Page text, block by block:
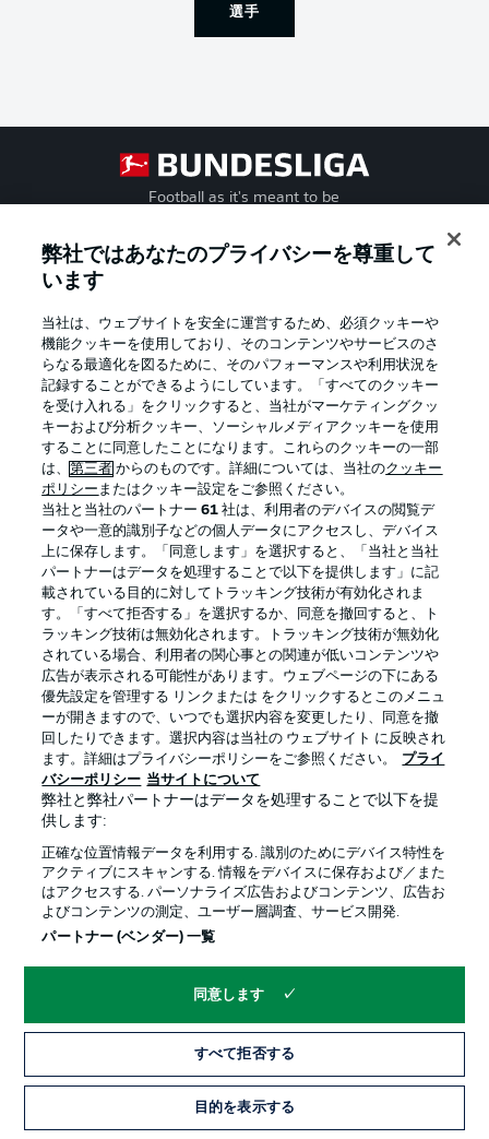
選手
Football as it's meant to be
Official Partners
プライバシー・ポリシー 優先設定を管理する
利用条件 放送局
求人 選手
当サイトについて
© 2026 Bundesliga-Gruppe GmbH
言語をお選びください
Display Mode
弊社ではあなたのプライバシーを尊重して
います
当社は、ウェブサイトを安全に運営するため、必須クッキーや
機能クッキーを使用しており、そのコンテンツやサービスのさ
らなる最適化を図るために、そのパフォーマンスや利用状況を
記録することができるようにしています。「すべてのクッキー
を受け入れる」をクリックすると、当社がマーケティングクッ
キーおよび分析クッキー、ソーシャルメディアクッキーを使用
することに同意したことになります。これらのクッキーの一部
は、第三者 からのものです。詳細については、当社のクッキー
ポリシー またはクッキー設定をご参照ください。
当社と当社のパートナー61 社は、利用者のデバイスの閲覧デ
ータや一意的識別子などの個人データにアクセスし、デバイス
上に保存します。「同意します」を選択すると、「当社と当社
パートナーはデータを処理することで以下を提供します」に記
載されている目的に対してトラッキング技術が有効化されま
す。「すべて拒否する」を選択するか、同意を撤回すると、ト
ラッキング技術は無効化されます。トラッキング技術が無効化
されている場合、利用者の関心事との関連が低いコンテンツや
広告が表示される可能性があります。ウェブページの下にある
優先設定を管理する リンクまたは をクリックするとこのメニュ
ーが開きますので、いつでも選択内容を変更したり、同意を撤
回したりできます。選択内容は当社の ウェブサイト に反映され
ます。詳細はプライバシーポリシーをご参照ください。
プライ
バシーポリシー 当サイトについて
弊社と弊社パートナーはデータを処理することで以下を提
供します:
正確な位置情報データを利用する. 識別のためにデバイス特性を
アクティブにスキャンする. 情報をデバイスに保存および／また
はアクセスする. パーソナライズ広告およびコンテンツ、広告お
よびコンテンツの測定、ユーザー層調査、サービス開発.
パートナー (ベンダー) 一覧
同意します
すべて拒否する
目的を表示する